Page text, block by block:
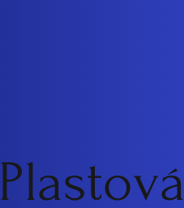
Plastová